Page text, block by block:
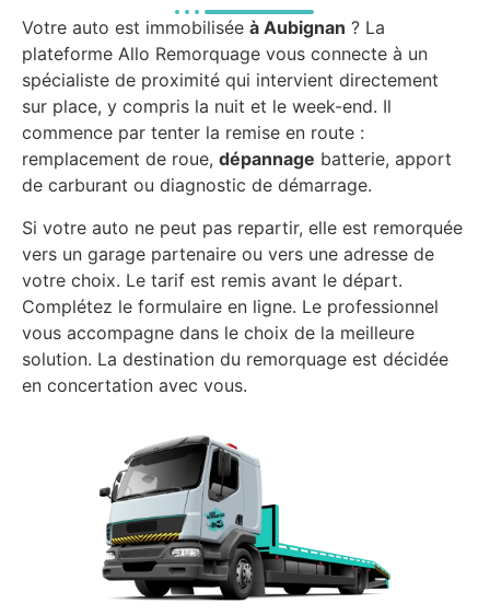
Votre auto est immobilisée à Aubignan ? La
plateforme Allo Remorquage vous connecte à un
spécialiste de proximité qui intervient directement
sur place, y compris la nuit et le week-end. Il
commence par tenter la remise en route :
remplacement de roue, dépannage batterie, apport
de carburant ou diagnostic de démarrage.
Si votre auto ne peut pas repartir, elle est remorquée
vers un garage partenaire ou vers une adresse de
votre choix. Le tarif est remis avant le départ.
Complétez le formulaire en ligne. Le professionnel
vous accompagne dans le choix de la meilleure
solution. La destination du remorquage est décidée
en concertation avec vous.